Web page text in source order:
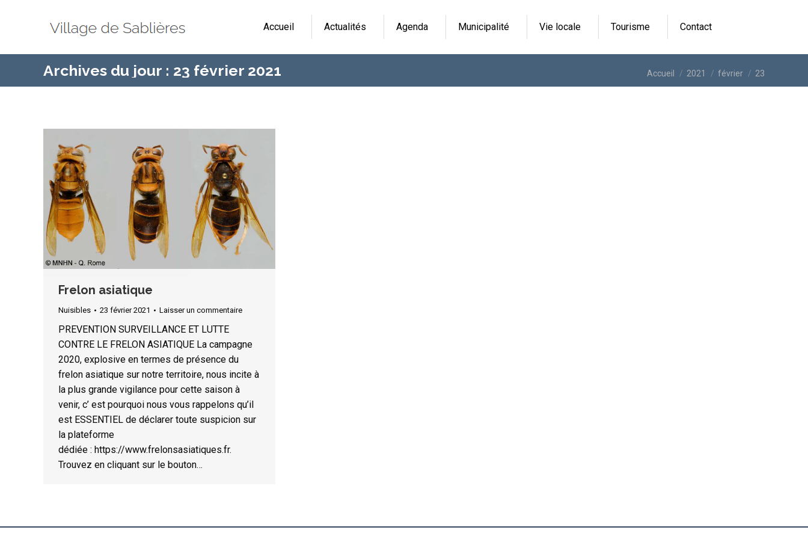
Accueil Actualités Agenda Municipalité Vie locale Tourisme Contact
Archives du jour : 23 février 2021 Vous êtes ici :
Accueil 2021 février 23
Frelon asiatique
Nuisibles 23 février 2021 Laisser un commentaire
PREVENTION SURVEILLANCE ET LUTTE
CONTRE LE FRELON ASIATIQUE La campagne
2020, explosive en termes de présence du
frelon asiatique sur notre territoire, nous incite à
la plus grande vigilance pour cette saison à
venir, c’ est pourquoi nous vous rappelons qu’il
est ESSENTIEL de déclarer toute suspicion sur
la plateforme
dédiée : https://www.frelonsasiatiques.fr.
Trouvez en cliquant sur le bouton…